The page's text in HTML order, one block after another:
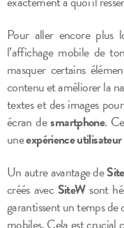
Pour aller encore plus
l’affichage mobile de
masquer certains
contenu et améliorer la
textes et des images
écran desmartphone.
uneexpérience
Un autre avantage de
créés avec SiteWsont
garantissent un temps de
mobiles. Cela est crucial